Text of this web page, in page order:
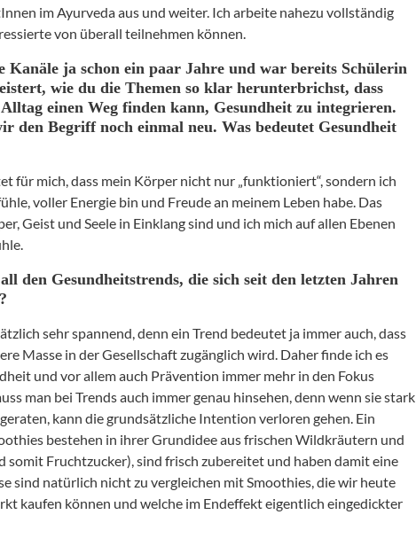
im Ayurveda aus und weiter. Ich arbeite nahezu vollständig
von überall teilnehmen können.
Kanäle ja schon ein paar Jahre und war bereits Schülerin
wie du die Themen so klar herunterbrichst, dass
einen Weg finden kann, Gesundheit zu integrieren.
den Begriff noch einmal neu. Was bedeutet Gesundheit
für mich, dass mein Körper nicht nur „funktioniert“, sondern ich
voller Energie bin und Freude an meinem Leben habe. Das
Geist und Seele in Einklang sind und ich mich auf allen Ebenen
den Gesundheitstrends, die sich seit den letzten Jahren
sehr spannend, denn ein Trend bedeutet ja immer auch, dass
Masse in der Gesellschaft zugänglich wird. Daher finde ich es
und vor allem auch Prävention immer mehr in den Fokus
man bei Trends auch immer genau hinsehen, denn wenn sie stark
kann die grundsätzliche Intention verloren gehen. Ein
bestehen in ihrer Grundidee aus frischen Wildkräutern und
somit Fruchtzucker), sind frisch zubereitet und haben damit eine
sind natürlich nicht zu vergleichen mit Smoothies, die wir heute
kaufen können und welche im Endeffekt eigentlich eingedickter